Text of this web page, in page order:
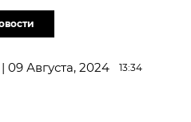
09 Августа, 2024 13:34